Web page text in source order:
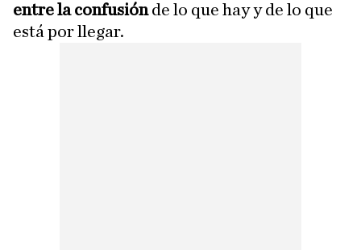
entre la confusiónde lo que hay y de lo que
está por llegar.